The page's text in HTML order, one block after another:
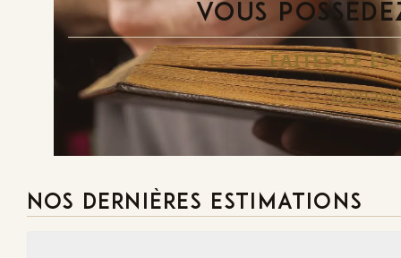
VOUS
FAITES-LE
NOS DERNIÈRES ESTIMATIONS